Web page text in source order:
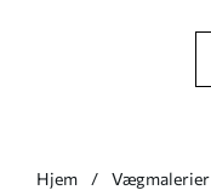
Hjem Vægmalerier